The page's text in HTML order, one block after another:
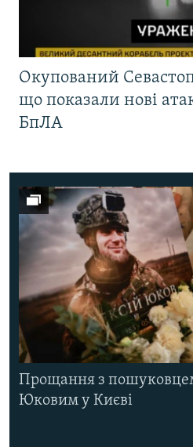
Окупований
що показали нові
БпЛА
Прощання з
Юковим у Києві